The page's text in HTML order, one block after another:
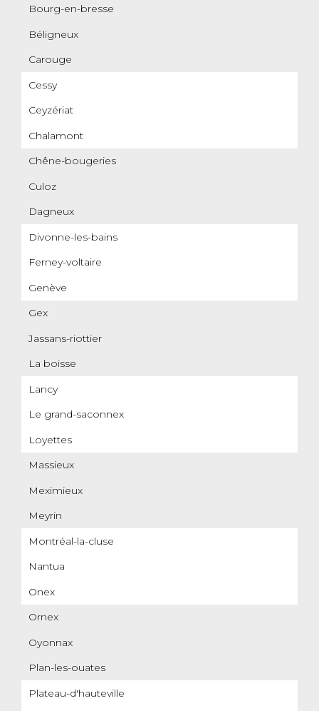
Bourg-en-bresse
Béligneux
Carouge
Cessy
Ceyzériat
Chalamont
Chêne-bougeries
Culoz
Dagneux
Divonne-les-bains
Ferney-voltaire
Genève
Gex
Jassans-riottier
La boisse
Lancy
Le grand-saconnex
Loyettes
Massieux
Meximieux
Meyrin
Montréal-la-cluse
Nantua
Onex
Ornex
Oyonnax
Plan-les-ouates
Plateau-d'hauteville